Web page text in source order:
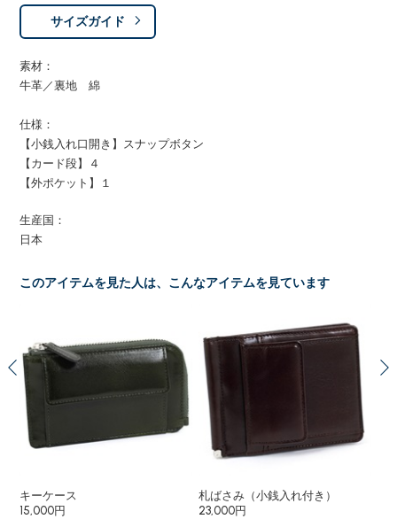
サイズガイド
素材：
牛革／裏地 綿
仕様：
【小銭入れ口開き】スナップボタン
【カード段】４
【外ポケット】１
生産国：
日本
このアイテムを見た人は、こんなアイテムを見ています
キーケース
15,000円
札ばさみ（小銭入れ付き）
23,000円